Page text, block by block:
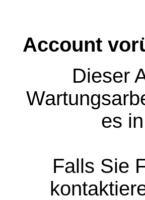
Account
Dieser
es
Falls Sie